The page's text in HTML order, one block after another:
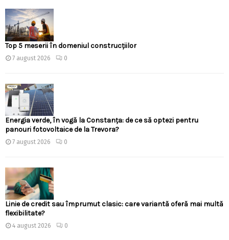
Top 5 meserii în domeniul construcțiilor
7 august 2026 0
Energia verde, în vogă la Constanța: de ce să optezi pentru
panouri fotovoltaice de la Trevora?
7 august 2026 0
Linie de credit sau împrumut clasic: care variantă oferă mai multă
flexibilitate?
4 august 2026 0